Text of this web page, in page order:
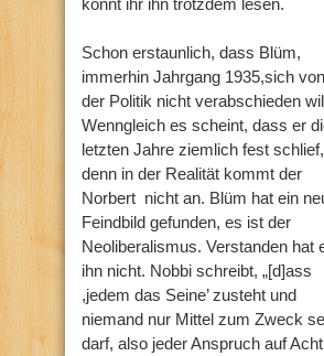
Schon erstaunlich, dass Blüm,
immerhin Jahrgang 1935,sich von
der Politik nicht verabschieden
Wenngleich es scheint, dass er
letzten Jahre ziemlich fest schlief,
denn in der Realität kommt der
Norbert nicht an. Blüm hat ein
Feindbild gefunden, es ist der
Neoliberalismus. Verstanden hat
ihn nicht. Nobbi schreibt, „[d]ass
,jedem das Seine’ zusteht und
niemand nur Mittel zum Zweck
darf, also jeder Anspruch auf